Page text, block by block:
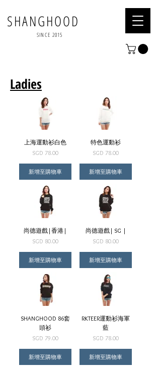
SHANGHOOD
SINCE 2015
上海運動衫白色
價格
SGD 78.00
新增至購物車
特色運動衫
價格
SGD 78.00
新增至購物車
尚德遊戲|香港|
價格
SGD 80.00
新增至購物車
尚德遊戲| SG |
價格
SGD 80.00
新增至購物車
SHANGHOOD 86套
頭衫
價格
SGD 79.00
新增至購物車
RKTEER運動衫海軍
藍
價格
SGD 78.00
新增至購物車
Ladies